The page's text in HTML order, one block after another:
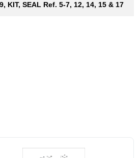
KIT, SEAL Ref. 5-7, 12, 14, 15 & 17